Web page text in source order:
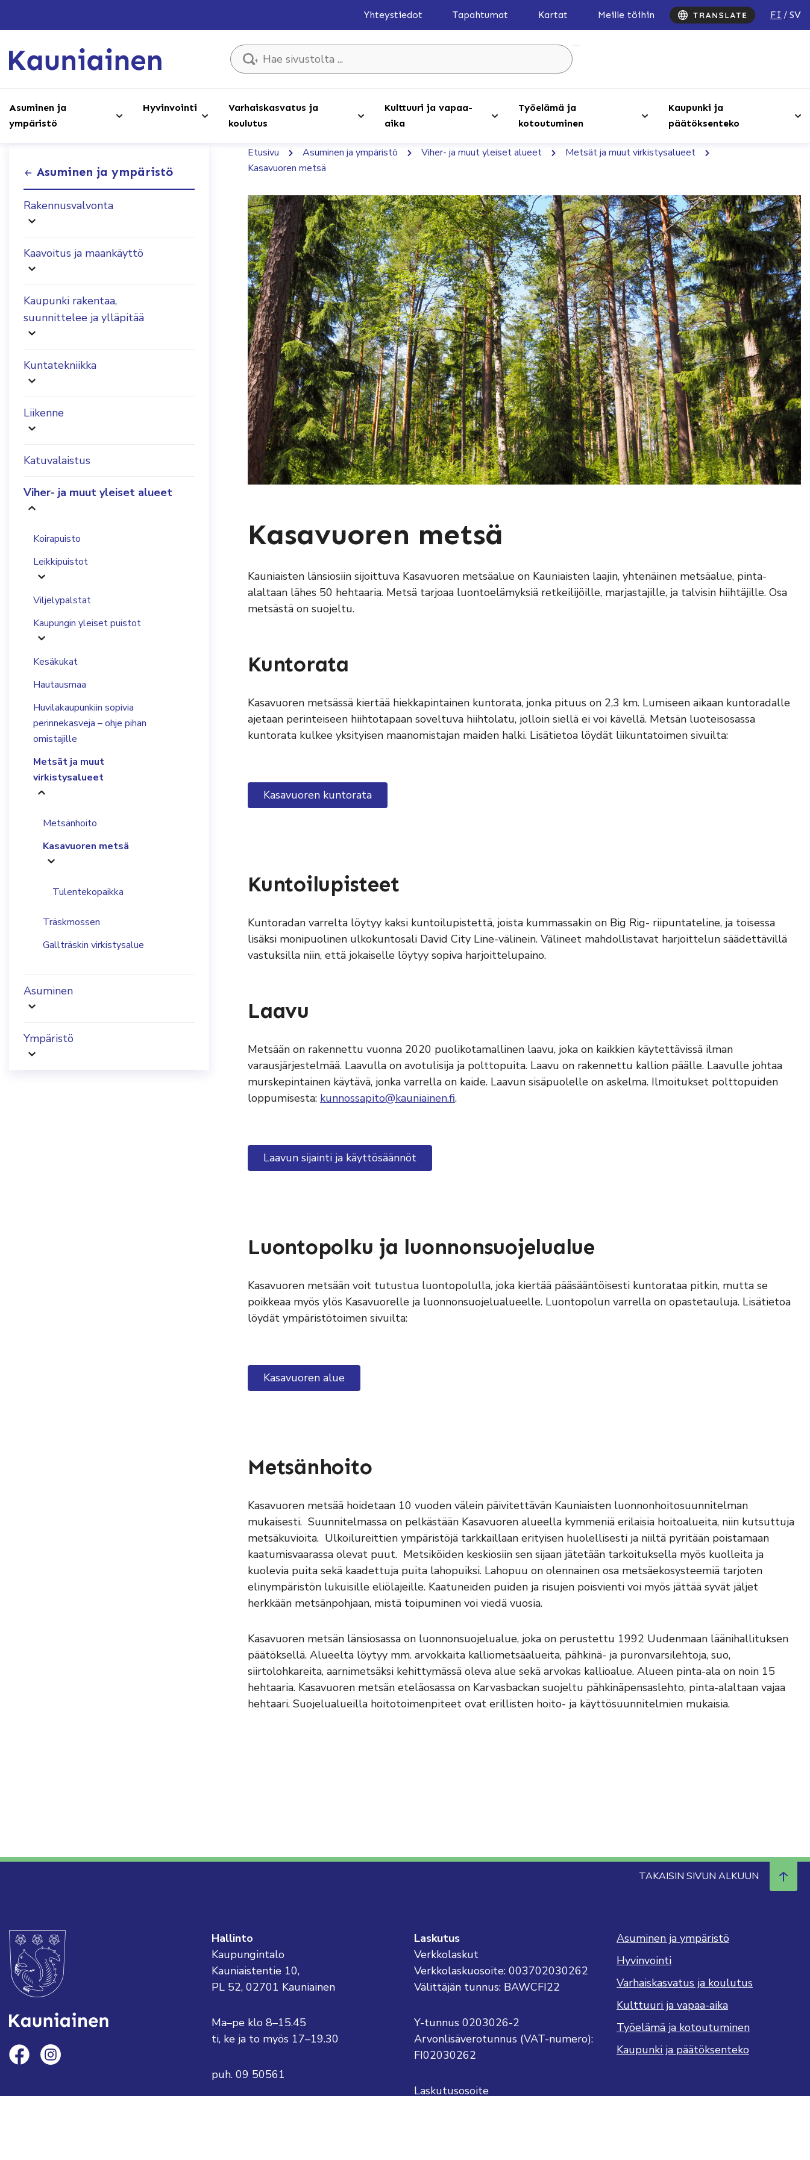
Yhteystiedot Tapahtumat Kartat Meille töihin FI SV
Hae sivustolta ...
Asuminen ja
ympäristö
Hyvinvointi
Varhaiskasvatus ja
koulutus
Kulttuuri ja vapaa-
aika
Työelämä ja
kotoutuminen
Kaupunki ja
päätöksenteko
Asuminen ja ympäristö
Rakennusvalvonta
Kaavoitus ja maankäyttö
Kaupunki rakentaa,
suunnittelee ja ylläpitää
Kuntatekniikka
Liikenne
Katuvalaistus
Viher- ja muut yleiset alueet
Koirapuisto
Leikkipuistot
Viljelypalstat
Kaupungin yleiset puistot
Kesäkukat
Hautausmaa
Huvilakaupunkiin sopivia
perinnekasveja – ohje pihan
omistajille
Metsät ja muut
virkistysalueet
Metsänhoito
Kasavuoren metsä
Tulentekopaikka
Träskmossen
Gallträskin virkistysalue
Asuminen
Ympäristö
Etusivu Asuminen ja ympäristö Viher- ja muut yleiset alueet
Metsät ja muut virkistysalueet
Kasavuoren metsä
Kasavuoren metsä
Kauniaisten länsiosiin sijoittuva Kasavuoren metsäalue on Kauniaisten laajin, yhtenäinen metsäalue, pinta-
alaltaan lähes 50 hehtaaria. Metsä tarjoaa luontoelämyksiä retkeilijöille, marjastajille, ja talvisin hiihtäjille. Osa
metsästä on suojeltu.
Kuntorata
Kasavuoren metsässä kiertää hiekkapintainen kuntorata, jonka pituus on 2,3 km. Lumiseen aikaan kuntoradalle
ajetaan perinteiseen hiihtotapaan soveltuva hiihtolatu, jolloin siellä ei voi kävellä. Metsän luoteisosassa
kuntorata kulkee yksityisen maanomistajan maiden halki. Lisätietoa löydät liikuntatoimen sivuilta:
Kasavuoren kuntorata
Kuntoilupisteet
Kuntoradan varrelta löytyy kaksi kuntoilupistettä, joista kummassakin on Big Rig- riipuntateline, ja toisessa
lisäksi monipuolinen ulkokuntosali David City Line-välinein. Välineet mahdollistavat harjoittelun säädettävillä
vastuksilla niin, että jokaiselle löytyy sopiva harjoittelupaino.
Laavu
Metsään on rakennettu vuonna 2020 puolikotamallinen laavu, joka on kaikkien käytettävissä ilman
varausjärjestelmää. Laavulla on avotulisija ja polttopuita. Laavu on rakennettu kallion päälle. Laavulle johtaa
murskepintainen käytävä, jonka varrella on kaide. Laavun sisäpuolelle on askelma. Ilmoitukset polttopuiden
loppumisesta: kunnossapito@kauniainen.fi.
Laavun sijainti ja käyttösäännöt
Luontopolku ja luonnonsuojelualue
Kasavuoren metsään voit tutustua luontopolulla, joka kiertää pääsääntöisesti kuntorataa pitkin, mutta se
poikkeaa myös ylös Kasavuorelle ja luonnonsuojelualueelle. Luontopolun varrella on opastetauluja. Lisätietoa
löydät ympäristötoimen sivuilta:
Kasavuoren alue
Metsänhoito
Kasavuoren metsää hoidetaan 10 vuoden välein päivitettävän Kauniaisten luonnonhoitosuunnitelman
mukaisesti. Suunnitelmassa on pelkästään Kasavuoren alueella kymmeniä erilaisia hoitoalueita, niin kutsuttuja
metsäkuvioita. Ulkoilureittien ympäristöjä tarkkaillaan erityisen huolellisesti ja niiltä pyritään poistamaan
kaatumisvaarassa olevat puut. Metsiköiden keskiosiin sen sijaan jätetään tarkoituksella myös kuolleita ja
kuolevia puita sekä kaadettuja puita lahopuiksi. Lahopuu on olennainen osa metsäekosysteemiä tarjoten
elinympäristön lukuisille eliölajeille. Kaatuneiden puiden ja risujen poisvienti voi myös jättää syvät jäljet
herkkään metsänpohjaan, mistä toipuminen voi viedä vuosia.
Kasavuoren metsän länsiosassa on luonnonsuojelualue, joka on perustettu 1992 Uudenmaan läänihallituksen
päätöksellä. Alueelta löytyy mm. arvokkaita kalliometsäalueita, pähkinä- ja puronvarsilehtoja, suo,
siirtolohkareita, aarnimetsäksi kehittymässä oleva alue sekä arvokas kallioalue. Alueen pinta-ala on noin 15
hehtaaria. Kasavuoren metsän eteläosassa on Karvasbackan suojeltu pähkinäpensaslehto, pinta-alaltaan vajaa
hehtaari. Suojelualueilla hoitotoimenpiteet ovat erillisten hoito- ja käyttösuunnitelmien mukaisia.
TAKAISIN SIVUN ALKUUN
Hallinto
Kaupungintalo
Kauniaistentie 10,
PL 52, 02701 Kauniainen
Ma–pe klo 8–15.45
ti, ke ja to myös 17–19.30
puh. 09 50561
Laskutus
Verkkolaskut
Verkkolaskuosoite: 003702030262
Välittäjän tunnus: BAWCFI22
Y-tunnus 0203026-2
Arvonlisäverotunnus (VAT-numero):
FI02030262
Laskutusosoite
Asuminen ja ympäristö
Hyvinvointi
Varhaiskasvatus ja koulutus
Kulttuuri ja vapaa-aika
Työelämä ja kotoutuminen
Kaupunki ja päätöksenteko